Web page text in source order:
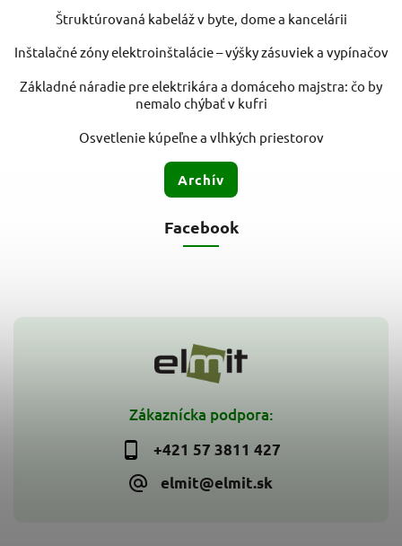
Zákaznícka podpora:
+421 57 3811 427
elmit@elmit.sk
Štruktúrovaná kabeláž v byte, dome a kancelárii
Inštalačné zóny elektroinštalácie – výšky zásuviek a vypínačov
Základné náradie pre elektrikára a domáceho majstra: čo by
nemalo chýbať v kufri
Osvetlenie kúpeľne a vlhkých priestorov
Archív
Facebook